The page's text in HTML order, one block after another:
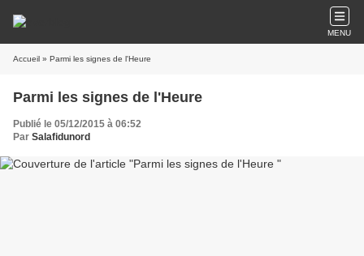
MENU
Accueil » Parmi les signes de l'Heure
Parmi les signes de l'Heure
Publié le 05/12/2015 à 06:52
Par Salafidunord